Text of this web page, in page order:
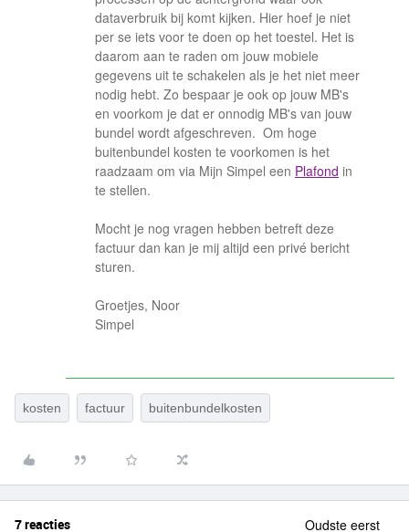
dataverbruik bij komt kijken. Hier hoef je niet
per se iets voor te doen op het toestel. Het is
daarom aan te raden om jouw mobiele
gegevens uit te schakelen als je het niet meer
nodig hebt. Zo bespaar je ook op jouw MB's
en voorkom je dat er onnodig MB's van jouw
bundel wordt afgeschreven. Om hoge
buitenbundel kosten te voorkomen is het
raadzaam om via Mijn Simpel een Plafond in
te stellen.
Mocht je nog vragen hebben betreft deze
factuur dan kan je mij altijd een privé bericht
sturen.
Groetjes, Noor
Simpel
kosten factuur buitenbundelkosten
7 reacties Oudste eerst